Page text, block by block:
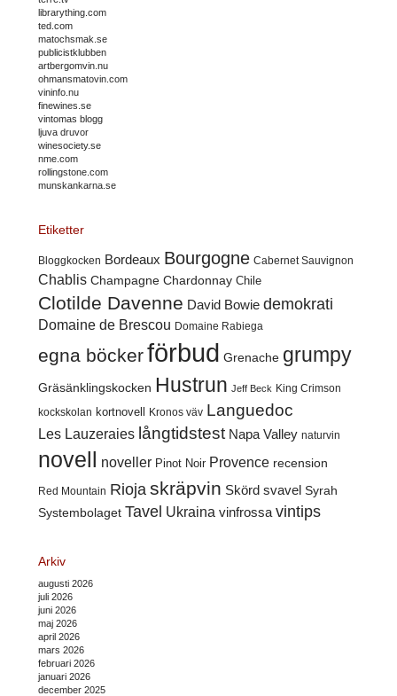
librarything.com
ted.com
matochsmak.se
publicistklubben
artbergomvin.nu
ohmansmatovin.com
vininfo.nu
finewines.se
vintomas blogg
ljuva druvor
winesociety.se
nme.com
rollingstone.com
munskankarna.se
Etiketter
Bloggkocken Bordeaux Bourgogne Cabernet Sauvignon
Chablis Champagne Chardonnay Chile
Clotilde Davenne David Bowie demokrati
Domaine de Brescou Domaine Rabiega
egna böckerförbud Grenache grumpy
Gräsänklingskocken Hustrun Jeff Beck King Crimson
kockskolan kortnovell Kronos väv Languedoc
Les Lauzeraies långtidstest Napa Valley naturvin
novell noveller Pinot Noir Provence recension
Red Mountain Rioja skräpvin Skörd svavel Syrah
Systembolaget Tavel Ukraina vinfrossa vintips
Arkiv
augusti 2026
juli 2026
juni 2026
maj 2026
april 2026
mars 2026
februari 2026
januari 2026
december 2025